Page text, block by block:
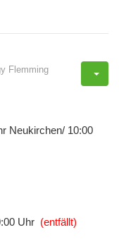
Flemming
Neukirchen/ 10:00
Uhr (entfällt)